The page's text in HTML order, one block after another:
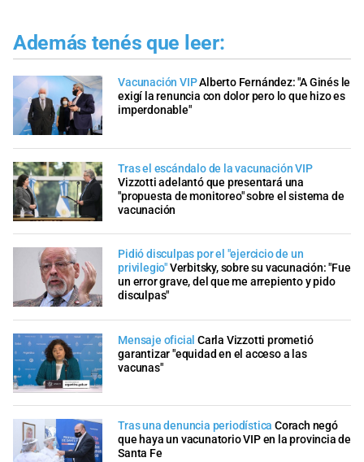
Además tenés que leer:
Vacunación VIPAlberto Fernández: "A Ginés le
exigí la renuncia con dolor pero lo que hizo es
imperdonable"
Tras el escándalo de la vacunación VIP
Vizzotti adelantó que presentará una
"propuesta de monitoreo" sobre el sistema de
vacunación
Pidió disculpas por el "ejercicio de un
privilegio"Verbitsky, sobre su vacunación: "Fue
un error grave, del que me arrepiento y pido
disculpas"
Mensaje oficial Carla Vizzotti prometió
garantizar "equidad en el acceso a las
vacunas"
Tras una denuncia periodística Corach negó
que haya un vacunatorio VIP en la provincia de
Santa Fe